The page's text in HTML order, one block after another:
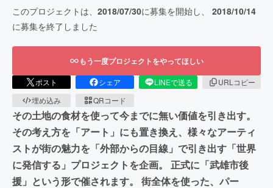
このプロジェクトは、 2018/07/30に募集を開始し、 2018/10/14
に募集を終了しました
もう一度プロジェクトをやってほしい
ポスト シェア LINEで送る
URLコピー
埋め込み
QRコード
その土地の食材を使って今までに無い価値を引き出す。
その考え方を「アート」にも置き換え、様々なアーティ
ストが街の魅力を「外部からの目線」で引き出す「世界
に発信する」プロジェクトを企画。 正式に「武雄市後
援」という形で催されます。 街全体を使った、パー